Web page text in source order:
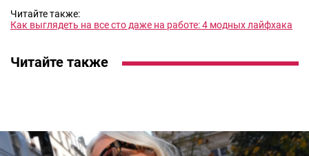
Читайте также:
Как выглядеть на все сто даже на работе: 4 модных лайфхака
Читайте также